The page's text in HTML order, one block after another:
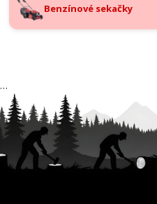
Benzínové sekačky
…